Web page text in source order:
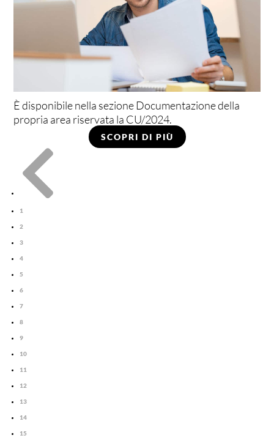
È disponibile nella sezione Documentazione della
propria area riservata la CU/2024.
SCOPRI DI PIÙ

1
2
3
4
5
6
7
8
9
10
11
12
13
14
15